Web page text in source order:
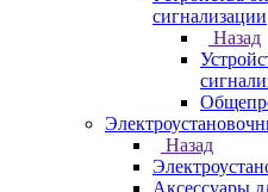
сигнализации
Назад
Назад
Аксессуары